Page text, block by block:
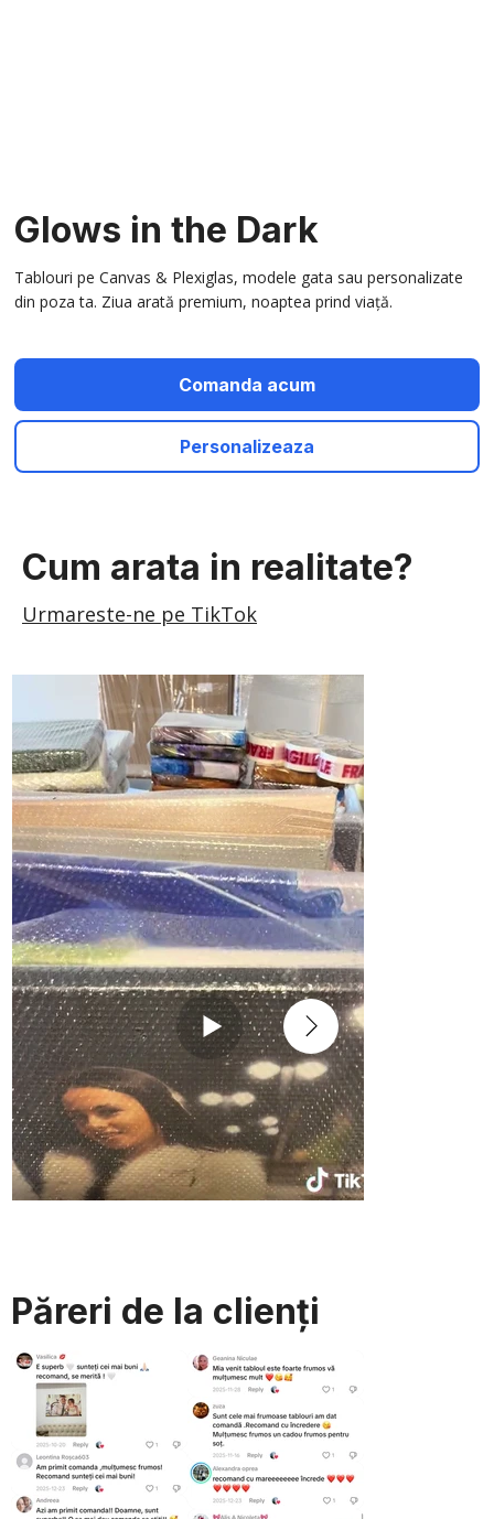
Glows in the Dark
Tablouri pe Canvas & Plexiglas, modele gata sau personalizate
din poza ta. Ziua arată premium, noaptea prind viață.
Comanda acum
Personalizeaza
Cum arata in realitate?
Urmareste-ne pe TikTok
Păreri de la clienți